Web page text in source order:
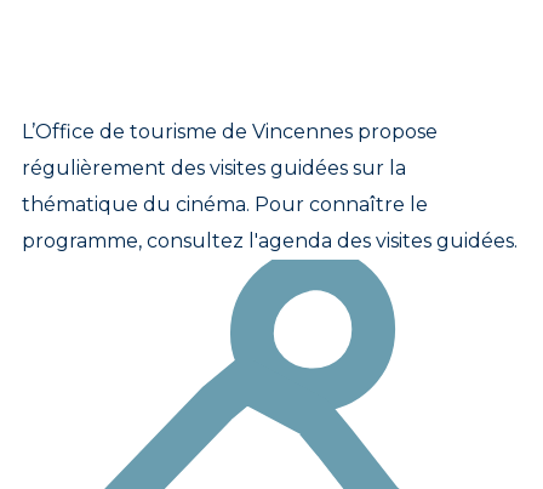
L’Office de tourisme de Vincennes propose
régulièrement des visites guidées sur la
thématique du cinéma. Pour connaître le
programme, consultez l'agenda des visites guidées.